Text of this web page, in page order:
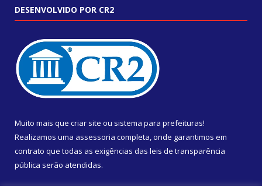
DESENVOLVIDO POR CR2
Muito mais que criar site ou sistema para prefeituras!
Realizamos uma assessoria completa, onde garantimos em
contrato que todas as exigências das leis de transparência
pública serão atendidas.